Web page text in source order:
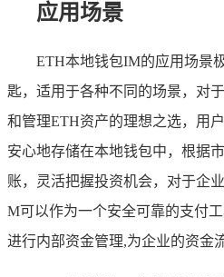
应用场景
ETH本地钱包IM的应用场景
匙，适用于各种不同的场景，对
和管理ETH资产的理想之选，用
安心地存储在本地钱包中，根据
账，灵活把握投资机会，对于企
M可以作为一个安全可靠的支付
进行内部资金管理,为企业的资金